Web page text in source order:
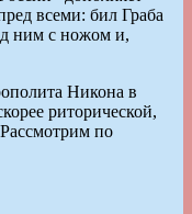
всеми: бил Граба
ним с ножом и,
Никона в
риторической,
по